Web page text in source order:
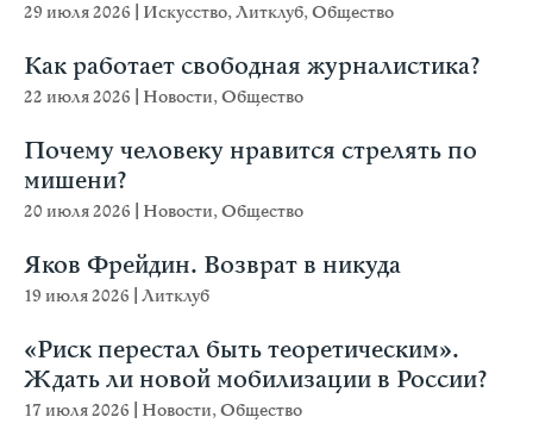
29 июля 2026 Искусство,Литклуб,Общество
Как работает свободная журналистика?
22 июля 2026 Новости,Общество
Почему человеку нравится стрелять по
мишени?
20 июля 2026 Новости,Общество
Яков Фрейдин. Возврат в никуда
19 июля 2026 Литклуб
«Риск перестал быть теоретическим».
Ждать ли новой мобилизации в России?
17 июля 2026 Новости,Общество